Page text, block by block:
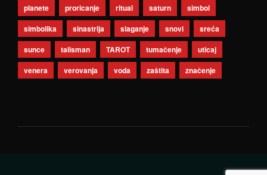
planete
proricanje ritual saturn
simbol
simbolika
sinastrija slaganje snovi
sreća
sunce
talisman TAROT tumačenje
uticaj
venera
verovanja voda zaštita značenje